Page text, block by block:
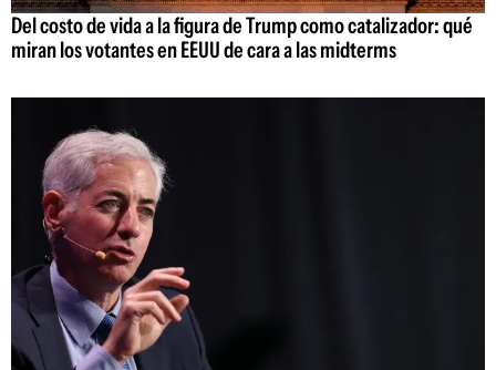
Del costo de vida a la figura de Trump como catalizador: qué
miran los votantes en EEUU de cara a las midterms